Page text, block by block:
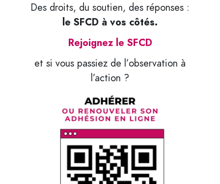
Des droits, du soutien, des réponses :
le SFCD à vos côtés.
Rejoignez le SFCD
et si vous passiez de l’observation à
l’action ?